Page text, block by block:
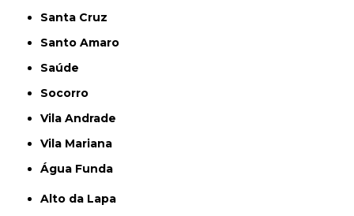
Santa Cruz
Santo Amaro
Saúde
Socorro
Vila Andrade
Vila Mariana
Água Funda
Alto da Lapa